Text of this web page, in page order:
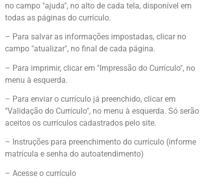
no campo "ajuda", no alto de cada tela, disponível em
todas as páginas do currículo.
– Para salvar as informações impostadas, clicar no
campo "atualizar", no final de cada página.
– Para imprimir, clicar em "Impressão do Currículo", no
menu à esquerda.
– Para enviar o currículo já preenchido, clicar em
"Validação do Currículo", no menu à esquerda. Só serão
aceitos os currículos cadastrados pelo site.
– Instruções para preenchimento do currículo (informe
matrícula e senha do autoatendimento)
– Acesse o currículo